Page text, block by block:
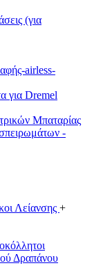
(για
airless-
για Dremel
Μπαταρίας
-
Λείανσης +
Δραπάνου